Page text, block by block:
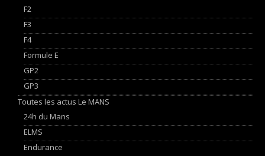
F2
F3
F4
Formule E
GP2
GP3
Toutes les actus Le MANS
24h du Mans
ELMS
Endurance